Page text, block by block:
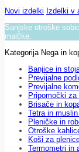
Novi izdelki Izdelki v
Sanjske otroške
malčke.
Kategorija Nega in
Banjice in
Previjalne
Previjalne
Pripomočki
Brisače in
Tetra in
Pleničke in
Otroške
Koši za
Termometri in